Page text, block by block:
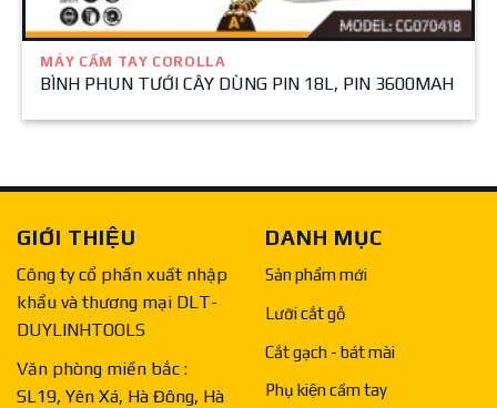
MÁY CẦM TAY COROLLA
BÌNH PHUN TƯỚI CÂY DÙNG PIN 18L, PIN 3600MAH
GIỚI THIỆU
Công ty cổ phần xuất nhập
khẩu và thương mại DLT-
DUYLINHTOOLS
Văn phòng miền bắc :
SL19, Yên Xá, Hà Đông, Hà
DANH MỤC
Sản phẩm mới
Lưỡi cắt gỗ
Cắt gạch - bát mài
Phụ kiện cầm tay